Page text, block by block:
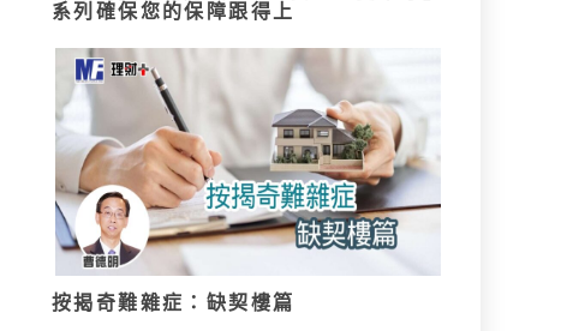
系列確保您的保障跟得上
按揭奇難雜症：缺契樓篇